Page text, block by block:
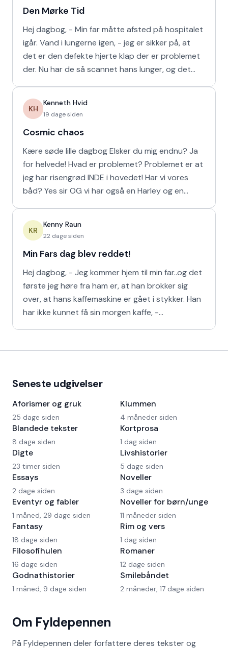
Den Mørke Tid
Hej dagbog, - Min far måtte afsted på hospitalet
igår. Vand i lungerne igen, - jeg er sikker på, at
det er den defekte hjerte klap der er problemet
der. Nu har de så scannet hans lunger, og det
KH
Kenneth Hvid
19 dage siden
Cosmic chaos
Kære søde lille dagbog Elsker du mig endnu? Ja
for helvede! Hvad er problemet? Problemet er at
jeg har risengrød INDE i hovedet! Har vi vores
båd? Yes sir OG vi har også en Harley og en
KR
Kenny Raun
22 dage siden
Min Fars dag blev reddet!
Hej dagbog, - Jeg kommer hjem til min far..og det
første jeg høre fra ham er, at han brokker sig
over, at hans kaffemaskine er gået i stykker. Han
har ikke kunnet få sin morgen kaffe, -
Om Fyldepennen
På Fyldepennen deler forfattere deres tekster og
Seneste udgivelser
Aforismer og gruk
25 dage siden
Blandede tekster
8 dage siden
Digte
23 timer siden
Essays
2 dage siden
Eventyr og fabler
1 måned, 29 dage siden
Fantasy
18 dage siden
Filosofihulen
16 dage siden
Godnathistorier
1 måned, 9 dage siden
Klummen
4 måneder siden
Kortprosa
1 dag siden
Livshistorier
5 dage siden
Noveller
3 dage siden
Noveller for børn/unge
11 måneder siden
Rim og vers
1 dag siden
Romaner
12 dage siden
Smilebåndet
2 måneder, 17 dage siden